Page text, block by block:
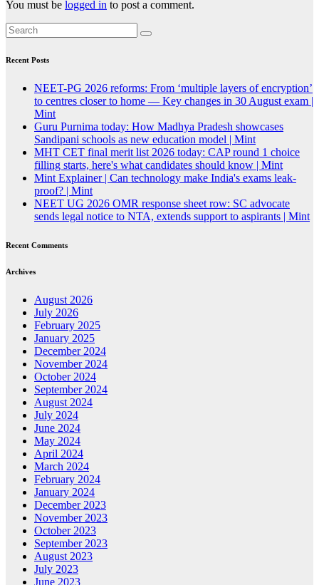
You must be logged in to post a comment.
Recent Posts
NEET-PG 2026 reforms: From ‘multiple layers of encryption’
to centres closer to home — Key changes in 30 August exam |
Mint
Guru Purnima today: How Madhya Pradesh showcases
Sandipani schools as new education model | Mint
MHT CET final merit list 2026 today: CAP round 1 choice
filling starts, here's what candidates should know | Mint
Mint Explainer | Can technology make India's exams leak-
proof? | Mint
NEET UG 2026 OMR response sheet row: SC advocate
sends legal notice to NTA, extends support to aspirants | Mint
Recent Comments
Archives
August 2026
July 2026
February 2025
January 2025
December 2024
November 2024
October 2024
September 2024
August 2024
July 2024
June 2024
May 2024
April 2024
March 2024
February 2024
January 2024
December 2023
November 2023
October 2023
September 2023
August 2023
July 2023
June 2023